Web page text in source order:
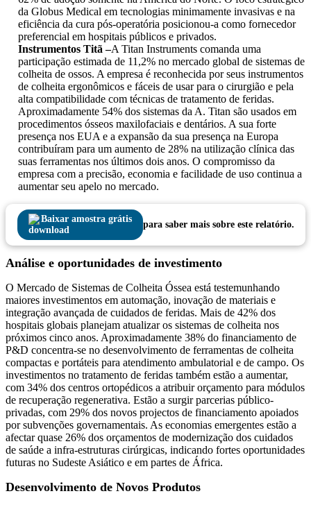
da Globus Medical em tecnologias minimamente invasivas e na
eficiência da cura pós-operatória posicionou-a como fornecedor
preferencial em hospitais públicos e privados.
Instrumentos Titã –A Titan Instruments comanda uma
participação estimada de 11,2% no mercado global de sistemas de
colheita de ossos. A empresa é reconhecida por seus instrumentos
de colheita ergonômicos e fáceis de usar para o cirurgião e pela
alta compatibilidade com técnicas de tratamento de feridas.
Aproximadamente 54% dos sistemas da A. Titan são usados ​​em
procedimentos ósseos maxilofaciais e dentários. A sua forte
presença nos EUA e a expansão da sua presença na Europa
contribuíram para um aumento de 28% na utilização clínica das
suas ferramentas nos últimos dois anos. O compromisso da
empresa com a precisão, economia e facilidade de uso continua a
aumentar seu apelo no mercado.
Baixar amostra grátis
para saber mais sobre este relatório.
Análise e oportunidades de investimento
O Mercado de Sistemas de Colheita Óssea está testemunhando
maiores investimentos em automação, inovação de materiais e
integração avançada de cuidados de feridas. Mais de 42% dos
hospitais globais planejam atualizar os sistemas de colheita nos
próximos cinco anos. Aproximadamente 38% do financiamento de
P&D concentra-se no desenvolvimento de ferramentas de colheita
compactas e portáteis para atendimento ambulatorial e de campo. Os
investimentos no tratamento de feridas também estão a aumentar,
com 34% dos centros ortopédicos a atribuir orçamento para módulos
de recuperação regenerativa. Estão a surgir parcerias público-
privadas, com 29% dos novos projectos de financiamento apoiados
por subvenções governamentais. As economias emergentes estão a
afectar quase 26% dos orçamentos de modernização dos cuidados
de saúde a infra-estruturas cirúrgicas, indicando fortes oportunidades
futuras no Sudeste Asiático e em partes de África.
Desenvolvimento de Novos Produtos